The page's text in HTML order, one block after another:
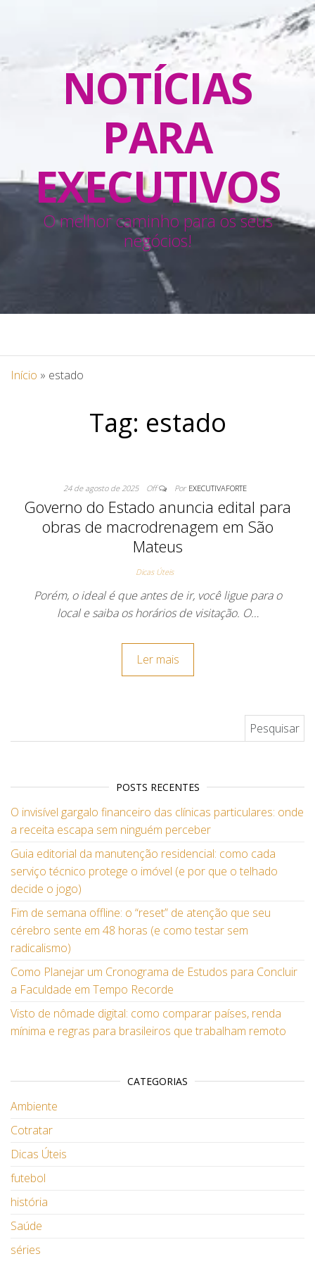
NOTÍCIAS
PARA
EXECUTIVOS
O melhor caminho para os seus
negócios!
Início » estado
Tag: estado
24 de agosto de 2025 Off Por EXECUTIVAFORTE
Governo do Estado anuncia edital para
obras de macrodrenagem em São
Mateus
Dicas Úteis
Porém, o ideal é que antes de ir, você ligue para o
local e saiba os horários de visitação. O…
Ler mais
POSTS RECENTES
O invisível gargalo financeiro das clínicas particulares: onde
a receita escapa sem ninguém perceber
Guia editorial da manutenção residencial: como cada
serviço técnico protege o imóvel (e por que o telhado
decide o jogo)
Fim de semana offline: o “reset” de atenção que seu
cérebro sente em 48 horas (e como testar sem
radicalismo)
Como Planejar um Cronograma de Estudos para Concluir
a Faculdade em Tempo Recorde
Visto de nômade digital: como comparar países, renda
mínima e regras para brasileiros que trabalham remoto
CATEGORIAS
Ambiente
Cotratar
Dicas Úteis
futebol
história
Saúde
séries